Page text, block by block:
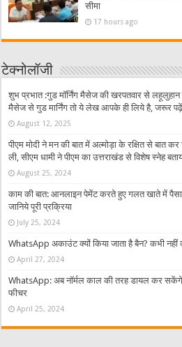
सीमा
17 hours ago
टेक्नोलॉजी
शुभ प्रभात :गुड मॉर्निंग मैसेज की खरपतवार से
मैसेज से गुड मार्निंग तो ये लेख आपके ही लिये है, जरूर
August 12, 2025
पीएम मोदी ने मन की बात में अल्मोड़ा के रक्षित से बात
ली, सीएम धामी ने पीएम का उत्तराखंड से विशेष स्नेह
August 25, 2024
काम की बात: आनलाइन पेमेंट करते हुए गलत खाते में
जानिये पूरी प्रक्रिया
July 25, 2024
WhatsApp अकाउंट क्यों किया जाता है बैन? कभी नहीं
April 27, 2024
WhatsApp: अब नॉर्मल काल की तरह डायल कर
फीचर
April 25, 2024